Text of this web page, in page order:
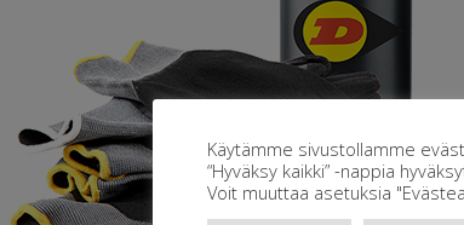
Käytämme sivustollamme
“Hyväksy kaikki” -nappia
Voit muuttaa asetuksia